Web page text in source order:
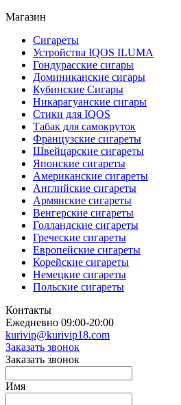
Магазин
Сигареты
Устройства IQOS ILUMA
Гондурасские сигары
Доминиканские сигары
Кубинские Сигары
Никарагуанские сигары
Стики для IQOS
Табак для самокруток
Французские сигареты
Швейцарские сигареты
Японские сигареты
Американские сигареты
Английские сигареты
Армянские сигареты
Венгерские сигареты
Голландские сигареты
Греческие сигареты
Европейские сигареты
Корейские сигареты
Немецкие сигареты
Польские сигареты
Контакты
Ежедневно 09:00-20:00
kurivip@kurivip18.com
Заказать звонок
Заказать звонок
Имя